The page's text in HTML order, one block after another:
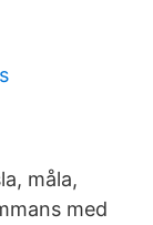
måla,
med